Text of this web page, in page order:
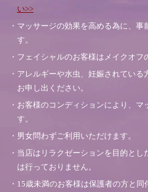
い>>
・マッサージの効果を高める為に、
す。
・フェイシャルのお客様はメイクオフ
・アレルギーや水虫、妊娠されてい
お申し出ください。
・お客様のコンディションにより、
す。
・男女問わずご利用いただけます。
・当店はリラクゼーションを目的と
は行っておりません。
・15歳未満のお客様は保護者の方と